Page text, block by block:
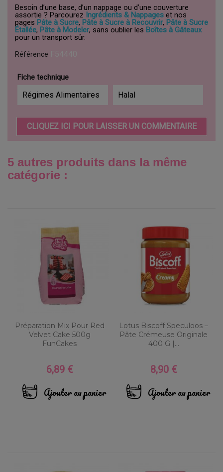
Besoin d’une base, d’un nappage ou d’une couverture
assortie ? Parcourez Ingrédients & Nappages et nos
pages Pâte à Sucre, Pâte à Sucre à Recouvrir, Pâte à Sucre
Étallée, Pâte à Modeler, sans oublier les Boîtes à Gâteaux
pour un transport sûr.
Référence
Fiche technique
Régimes Alimentaires Halal
CLIQUEZ ICI POUR LAISSER UN COMMENTAIRE
5 autres produits dans la même
catégorie :
Préparation Mix Pour Red
Velvet Cake 500g
FunCakes
Prix
6,89 €
Ajouter au panier
Lotus Biscoff Speculoos –
Pâte Crémeuse Originale
400 G |...
Prix
8,90 €
Ajouter au panier